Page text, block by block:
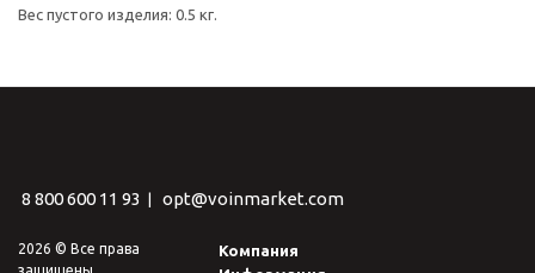
Вес пустого изделия: 0.5 кг.
8 800 600 11 93 opt@voinmarket.com
2026 © Все права
Компания